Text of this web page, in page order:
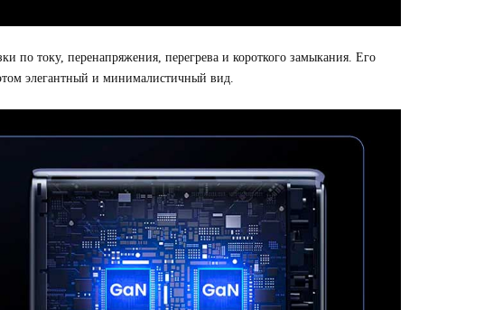
по току, перенапряжения, перегрева и короткого замыкания. Его
элегантный и минималистичный вид.